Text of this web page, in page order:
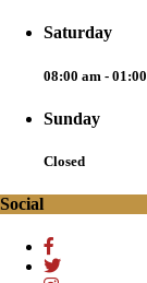
Saturday
08:00 am -
Sunday
Closed
Social